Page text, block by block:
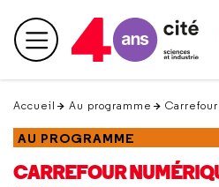
en
haut Menu principal
Accueil Au programme
AU PROGRAMME
CARREFOUR